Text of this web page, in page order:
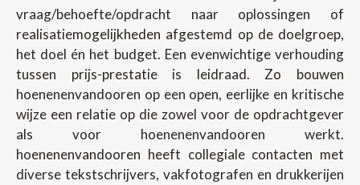
vraag/behoefte/opdracht naar oplossingen of
realisatiemogelijkheden afgestemd op de doelgroep,
het doel én het budget. Een evenwichtige verhouding
tussen prijs-prestatie is leidraad. Zo bouwen
hoenenenvandooren op een open, eerlijke en kritische
wijze een relatie op die zowel voor de opdrachtgever
als voor hoenenenvandooren werkt.
hoenenenvandooren heeft collegiale contacten met
diverse tekstschrijvers, vakfotografen en drukkerijen